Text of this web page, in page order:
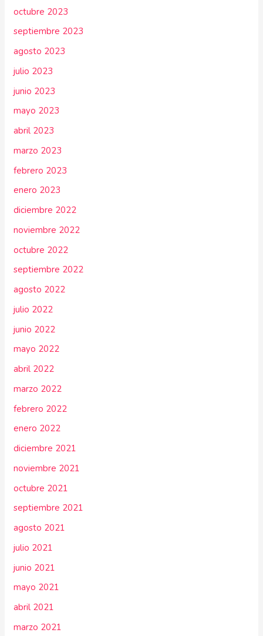
octubre 2023
septiembre 2023
agosto 2023
julio 2023
junio 2023
mayo 2023
abril 2023
marzo 2023
febrero 2023
enero 2023
diciembre 2022
noviembre 2022
octubre 2022
septiembre 2022
agosto 2022
julio 2022
junio 2022
mayo 2022
abril 2022
marzo 2022
febrero 2022
enero 2022
diciembre 2021
noviembre 2021
octubre 2021
septiembre 2021
agosto 2021
julio 2021
junio 2021
mayo 2021
abril 2021
marzo 2021